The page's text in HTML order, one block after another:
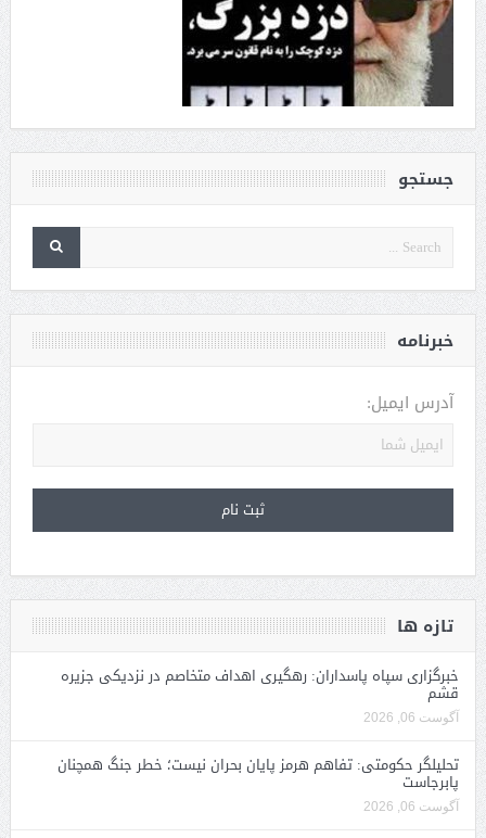
جستجو
خبرنامه
آدرس ایمیل:
تازه ها
خبرگزاری سپاه پاسداران: رهگیری اهداف متخاصم در نزدیکی جزیره
قشم
آگوست 06, 2026
تحلیلگر حکومتی: تفاهم هرمز پایان بحران نیست؛ خطر جنگ همچنان
پابرجاست
آگوست 06, 2026